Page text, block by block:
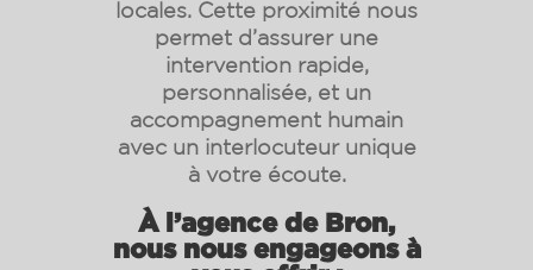
locales. Cette proximité nous
permet d’assurer une
intervention rapide,
personnalisée, et un
accompagnement humain
avec un interlocuteur unique
à votre écoute.
À l’agence de Bron,
nous nous engageons à